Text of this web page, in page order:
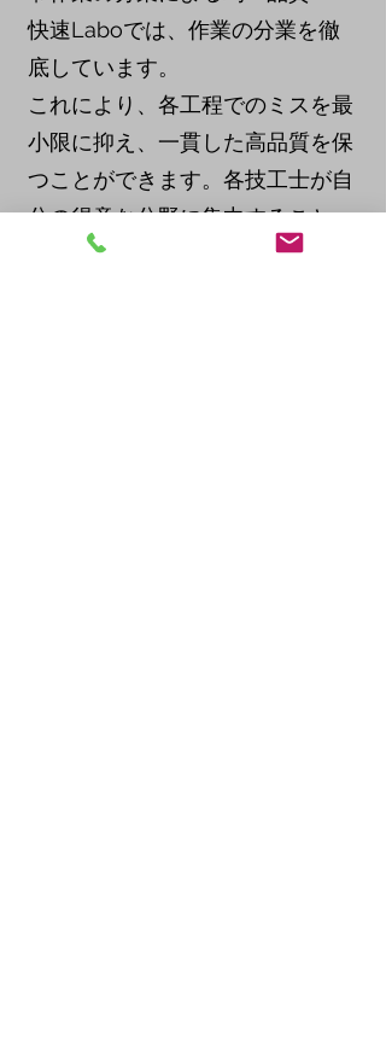
快速Laboでは、作業の分業を徹
底しています。
これにより、各工程でのミスを最
小限に抑え、一貫した高品質を保
つことができます。各技工士が自
分の得意な分野に集中すること
で、全体としての製品品質が向上